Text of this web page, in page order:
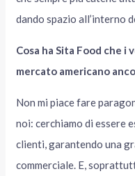
dando spazio all’interno
Cosa ha Sita Food che
mercato americano
Non mi piace fare
noi: cerchiamo di essere
clienti, garantendo una
commerciale. E,